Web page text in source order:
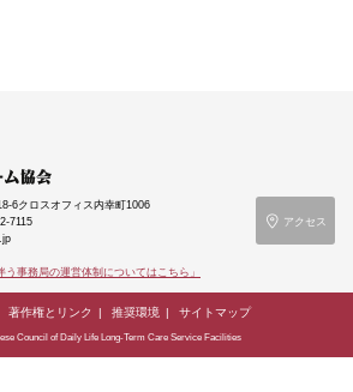
6クロスオフィス内幸町1006
7115
う事務局の運営体制についてはこちら」
アクセス
著作権とリンク 推奨環境 サイトマップ
Council of Daily Life Long-Term Care Service Facilities